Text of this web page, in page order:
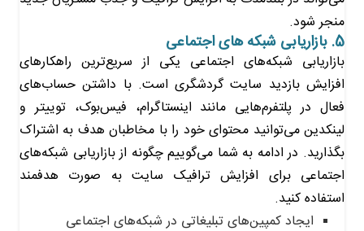
منجر شود.
5. بازاریابی شبکه های اجتماعی
بازاریابی شبکه‌های اجتماعی یکی از سریع‌ترین راهکارهای
افزایش بازدید سایت‌ گردشگری است. با داشتن حساب‌های
فعال در پلتفرم‌هایی مانند اینستاگرام، فیس‌بوک، توییتر و
لینکدین می‌توانید محتوای خود را با مخاطبان هدف به اشتراک
بگذارید. در ادامه به شما می‌گوییم چگونه از بازاریابی شبکه‌های
اجتماعی برای افزایش ترافیک سایت به صورت هدفمند
استفاده کنید.
ایجاد کمپین‌های تبلیغاتی در شبکه‌های اجتماعی